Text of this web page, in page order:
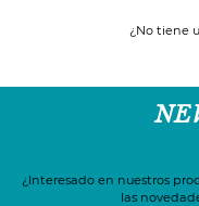
¿No tiene
¿Interesado en nuestros
las